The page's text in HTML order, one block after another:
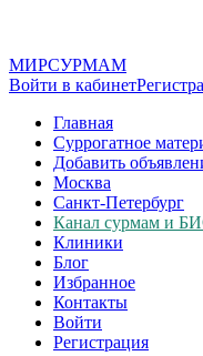
МИРСУРМАМ
Войти в кабинет
Главная
Суррогатное
Добавить
Москва
Санкт-Петербург
Канал сурмам и
Клиники
Блог
Избранное
Контакты
Войти
Регистрация